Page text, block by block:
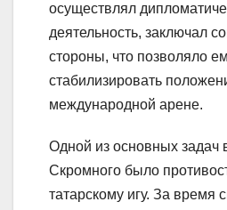
осуществлял
деятельность, заключал
стороны, что позволяло
стабилизировать
международной арене.
Одной из основных задач
Скромного было
татарскому игу. За время